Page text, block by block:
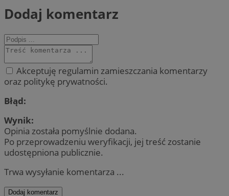
Dodaj komentarz
Akceptuję regulamin zamieszczania komentarzy
oraz politykę prywatności.
Błąd:
Wynik:
Opinia została pomyślnie dodana.
Po przeprowadzeniu weryfikacji, jej treść zostanie
udostępniona publicznie.
Trwa wysyłanie komentarza ...
Dodaj komentarz